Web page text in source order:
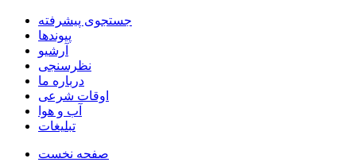
جستجوی پیشرفته
پیوندها
آرشیو
نظرسنجی
درباره ما
اوقات شرعی
آب و هوا
تبلیغات
صفحه نخست